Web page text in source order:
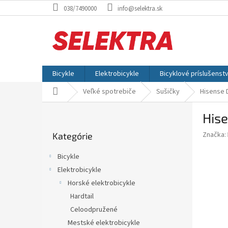
na
038/7490000 info@selektra.sk
Bicykle Elektrobicykle Bicyklové
DomovVeľké spotrebiče Sušičky Hisense
kategórie
Kategórie
Bicykle
Elektrobicykle
Horské elektrobicykle
Hardtail
Celoodpružené
Mestské elektrobicykle
Značka: